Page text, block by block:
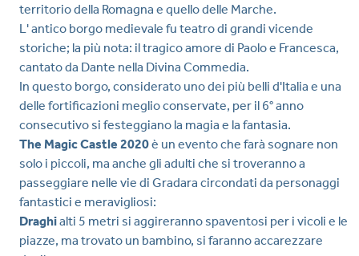
territorio della Romagna e quello delle Marche.
L' antico borgo medievale fu teatro di grandi vicende
storiche; la più nota: il tragico amore di Paolo e Francesca,
cantato da Dante nella Divina Commedia.
In questo borgo, considerato uno dei più belli d'Italia e una
delle fortificazioni meglio conservate, per il 6° anno
consecutivo si festeggiano la magia e la fantasia.
The Magic Castle 2020è un evento che farà sognare non
solo i piccoli, ma anche gli adulti che si troveranno a
passeggiare nelle vie di Gradara circondati da personaggi
fantastici e meravigliosi:
Draghialti 5 metri si aggireranno spaventosi per i vicoli e le
piazze, ma trovato un bambino, si faranno accarezzare